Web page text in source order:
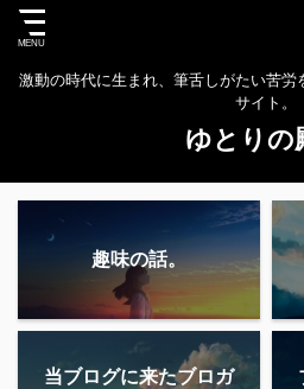
激動の時代に生まれ、筆舌しがたい苦
サイト。
ゆとりの
趣味の話。
当ブログに来たブロガ